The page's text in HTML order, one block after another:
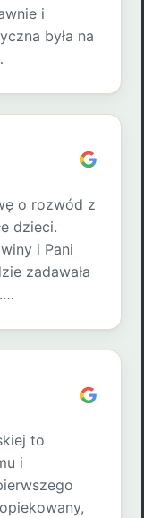
i
była na
o rozwód z
dzieci.
i Pani
zadawała
to
i